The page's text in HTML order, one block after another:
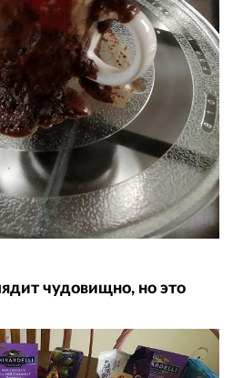
чудовищно, но это